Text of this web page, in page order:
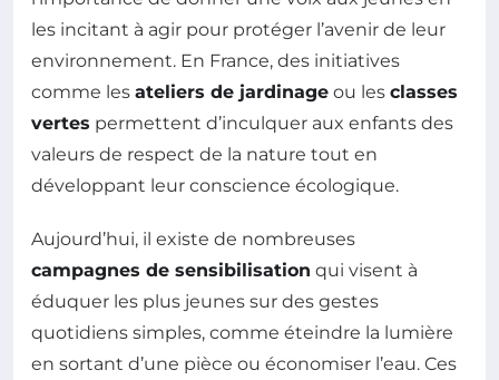
les incitant à agir pour protéger l’avenir de leur
environnement. En France, des initiatives
comme les ateliers de jardinage ou les classes
vertes permettent d’inculquer aux enfants des
valeurs de respect de la nature tout en
développant leur conscience écologique.
Aujourd’hui, il existe de nombreuses
campagnes de sensibilisation qui visent à
éduquer les plus jeunes sur des gestes
quotidiens simples, comme éteindre la lumière
en sortant d’une pièce ou économiser l’eau. Ces